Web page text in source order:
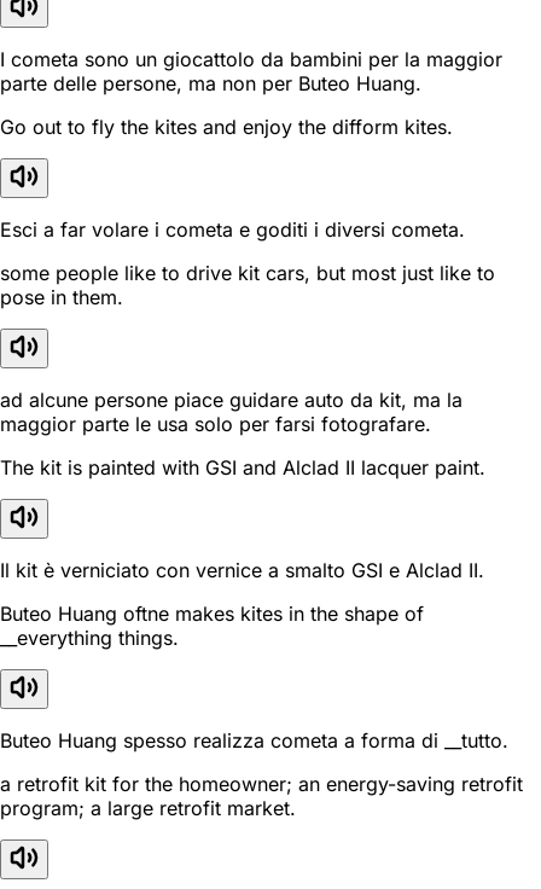
I cometa sono un giocattolo da bambini per la maggior
parte delle persone, ma non per Buteo Huang.
Go out to fly the kites and enjoy the difform kites.
Esci a far volare i cometa e goditi i diversi cometa.
some people like to drive kit cars, but most just like to
pose in them.
ad alcune persone piace guidare auto da kit, ma la
maggior parte le usa solo per farsi fotografare.
The kit is painted with GSI and Alclad II lacquer paint.
Il kit è verniciato con vernice a smalto GSI e Alclad II.
Buteo Huang oftne makes kites in the shape of
__everything things.
Buteo Huang spesso realizza cometa a forma di __tutto.
a retrofit kit for the homeowner; an energy-saving retrofit
program; a large retrofit market.